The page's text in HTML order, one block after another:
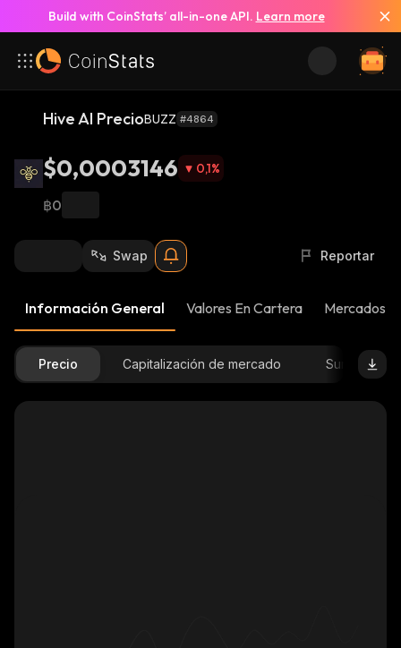
Build with CoinStats’ all-in-one API. Learn more
Hive AI PrecioBUZZ #4864
$0,0003146 0,1%
฿0
Swap Reportar
Información General Valores En Cartera Mercados
Precio Capitalización de mercado Suministro